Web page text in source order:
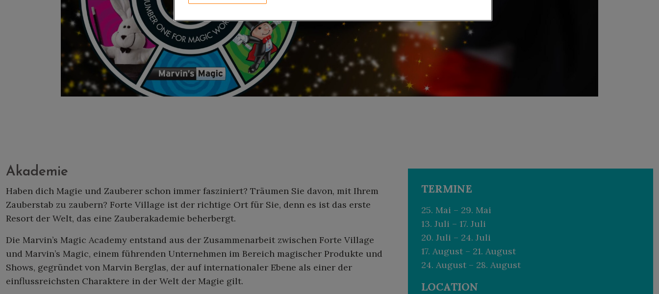
TERMINE
25. Mai – 29. Mai
13. Juli – 17. Juli
20. Juli – 24. Juli
17. August – 21. August
24. August – 28. August
LOCATION
Akademie
Haben dich Magie und Zauberer schon immer fasziniert? Träumen Sie davon, mit Ihrem
Zauberstab zu zaubern? Forte Village ist der richtige Ort für Sie, denn es ist das erste
Resort der Welt, das eine Zauberakademie beherbergt.
Die Marvin’s Magic Academy entstand aus der Zusammenarbeit zwischen Forte Village
und Marvin’s Magic, einem führenden Unternehmen im Bereich magischer Produkte und
Shows, gegründet von Marvin Berglas, der auf internationaler Ebene als einer der
einflussreichsten Charaktere in der Welt der Magie gilt.